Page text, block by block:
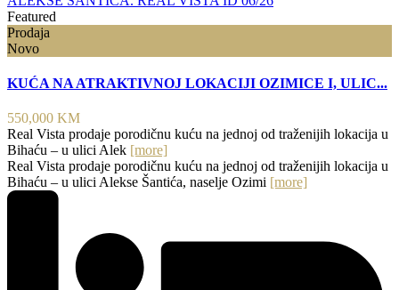
Featured
Prodaja
Novo
KUĆA NA ATRAKTIVNOJ LOKACIJI OZIMICE I, ULIC...
550,000 KM
Real Vista prodaje porodičnu kuću na jednoj od traženijih lokacija u
Bihaću – u ulici Alek [more]
Real Vista prodaje porodičnu kuću na jednoj od traženijih lokacija u
Bihaću – u ulici Alekse Šantića, naselje Ozimi [more]